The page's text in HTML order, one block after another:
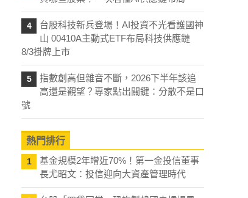
4
台股科技新兵登場！AI投資不光看護國神
山 00410A主動式ETF布局科技供應鏈
8/3掛牌上市
5
指數創高但雜音不斷，2026下半年該追
高還是觀望？專家點出關鍵：分散不是口
號
熱門排行
1
基金規模2年增近70%！第一金投信董事
長尤昭文：投信迎向大資產管理時代